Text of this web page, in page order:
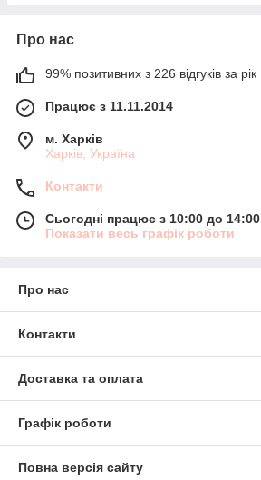
Про нас
99% позитивних з 226 відгуків за рік
Працює з 11.11.2014
м. Харків
Харків, Україна
Контакти
Сьогодні працює з 10:00 до 14:00
Показати весь графік роботи
Про нас
Контакти
Доставка та оплата
Графік роботи
Повна версія сайту